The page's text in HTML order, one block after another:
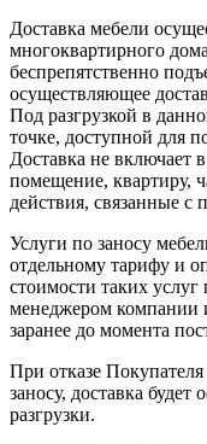
Доставка мебели
многоквартирного
беспрепятственно
осуществляющее
Под разгрузкой в
точке, доступной для
Доставка не включает
помещение, квартиру,
действия, связанные с
Услуги по заносу
отдельному тарифу и
стоимости таких
менеджером компании
заранее до момента
При отказе
заносу, доставка
разгрузки.